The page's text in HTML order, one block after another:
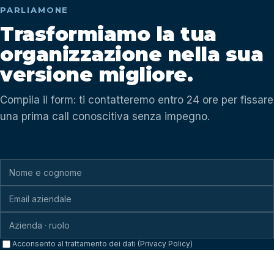
PARLIAMONE
Trasformiamo la tua
organizzazione nella sua
versione migliore.
Compila il form: ti contatteremo entro 24 ore per fissare
una prima call conoscitiva senza impegno.
Acconsento al trattamento dei dati (Privacy Policy)